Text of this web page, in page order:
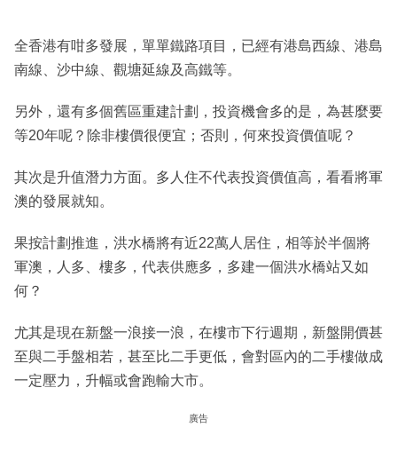
全香港有咁多發展，單單鐵路項目，已經有港島西線、港島
南線、沙中線、觀塘延線及高鐵等。
另外，還有多個舊區重建計劃，投資機會多的是，為甚麼要
等20年呢？除非樓價很便宜；否則，何來投資價值呢？
其次是升值潛力方面。多人住不代表投資價值高，看看將軍
澳的發展就知。
果按計劃推進，洪水橋將有近22萬人居住，相等於半個將
軍澳，人多、樓多，代表供應多，多建一個洪水橋站又如
何？
尤其是現在新盤一浪接一浪，在樓市下行週期，新盤開價甚
至與二手盤相若，甚至比二手更低，會對區內的二手樓做成
一定壓力，升幅或會跑輸大市。
廣告